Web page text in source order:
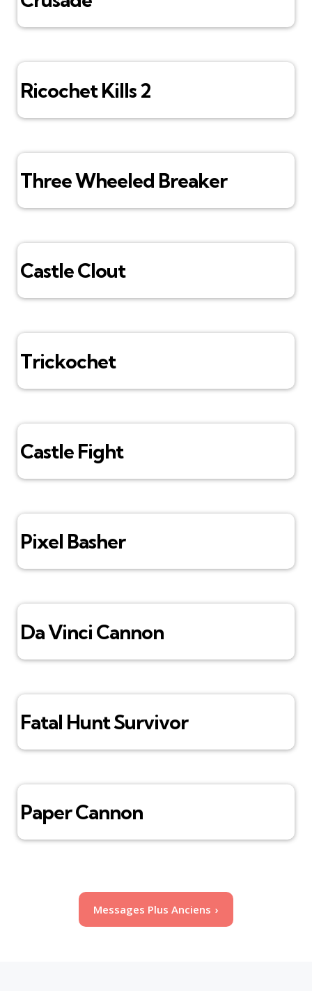
Ricochet Kills 2
Three Wheeled Breaker
Castle Clout
Trickochet
Castle Fight
Pixel Basher
Da Vinci Cannon
Fatal Hunt Survivor
Paper Cannon
Pagination
Messages Plus Anciens